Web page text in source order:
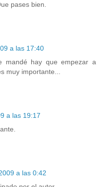
pases bien.
a las 17:40
mandé hay que empezar a
muy importante...
a las 19:17
a las 0:42